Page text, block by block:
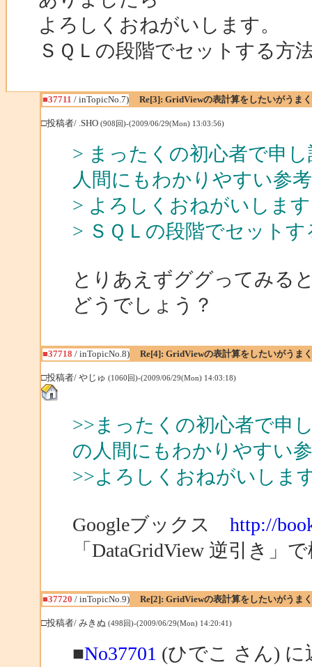
よろしくおねがいします。
ＳＱＬの段階でセットする方
■37711 / inTopicNo.7) Re[3]: GridViewの表計算をしたいがうま
□投稿者/ .SHO (908回)-(2009/06/29(Mon) 13:03:56)
> まったくの初心者で申
人間にもわかりやすい参
> よろしくおねがいしま
> ＳＱＬの段階でセット
とりあえずググってみる
どうでしょう？
■37718 / inTopicNo.8) Re[4]: GridViewの表計算をしたいがうま
□投稿者/ やじゅ (1060回)-(2009/06/29(Mon) 14:03:18)
>>まったくの初心者で申
の人間にもわかりやすい
>>よろしくおねがいしま
Googleブックス http://
「DataGridView 逆引き」
■37720 / inTopicNo.9) Re[2]: GridViewの表計算をしたいがうま
□投稿者/ みきぬ (498回)-(2009/06/29(Mon) 14:20:41)
■No37701 (ひでこ さん) に